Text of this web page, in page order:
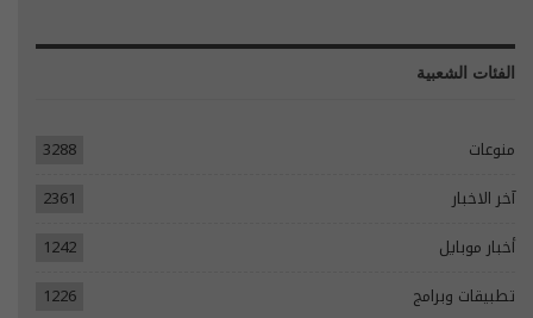
الفئات الشعبية
منوعات
3288
آخر الاخبار
2361
أخبار موبايل
1242
تطبيقات وبرامج
1226